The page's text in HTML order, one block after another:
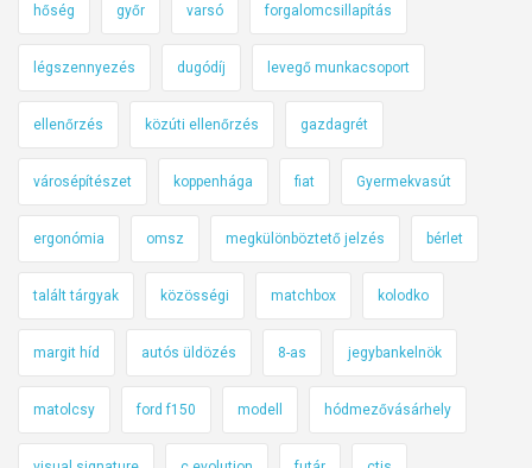
hőség győr varsó forgalomcsillapítás
légszennyezés dugódíj levegő munkacsoport
ellenőrzés közúti ellenőrzés gazdagrét
városépítészet koppenhága fiat Gyermekvasút
ergonómia omsz megkülönböztető jelzés bérlet
talált tárgyak közösségi matchbox kolodko
margit híd autós üldözés 8-as jegybankelnök
matolcsy ford f150 modell hódmezővásárhely